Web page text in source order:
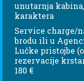
unutarnja
karaktera
Service charge/
brodu ili u
Lučke pristojbe
rezervacije
180 €